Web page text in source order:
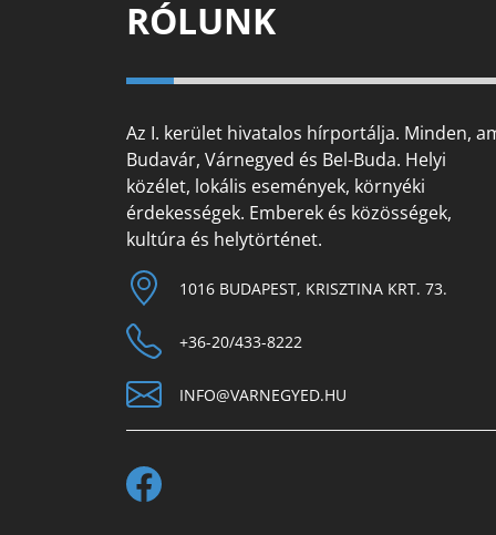
RÓLUNK
Az I. kerület hivatalos hírportálja. Minden,
Budavár, Várnegyed és Bel-Buda. Helyi
közélet, lokális események, környéki
érdekességek. Emberek és közösségek,
kultúra és helytörténet.
1016 BUDAPEST, KRISZTINA KRT. 73.
+36-20/433-8222
INFO@VARNEGYED.HU